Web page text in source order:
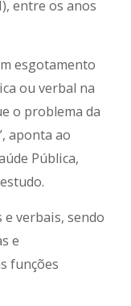
entre os anos
esgotamento
ou verbal na
o problema da
aponta ao
Pública,
verbais, sendo
e
funções